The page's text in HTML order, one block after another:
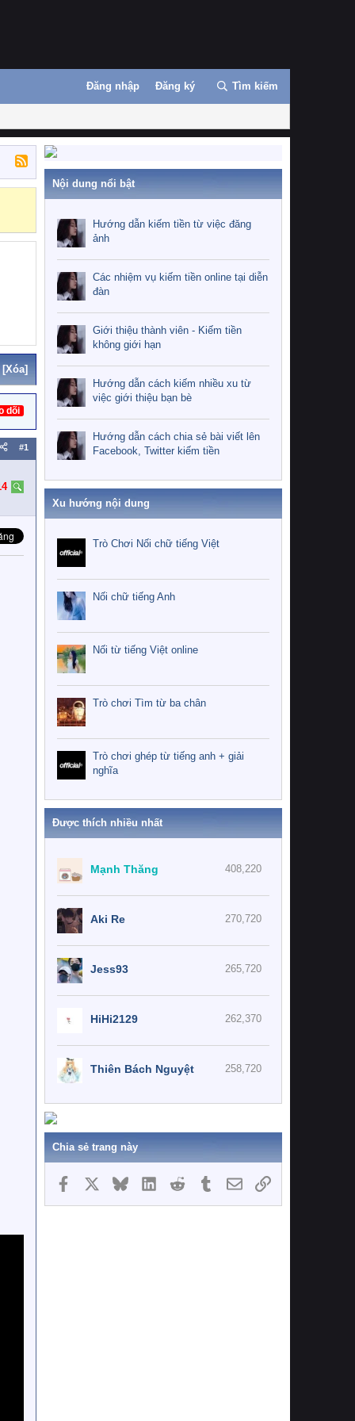
Đăng nhập Đăng ký Tìm kiếm
[Xóa]
dõi
#1
Nội dung nổi bật
Hướng dẫn kiếm tiền từ việc đăng
ảnh
Các nhiệm vụ kiếm tiền online tại diễn
đàn
Giới thiệu thành viên - Kiếm tiền
không giới hạn
Hướng dẫn cách kiếm nhiều xu từ
việc giới thiệu bạn bè
Hướng dẫn cách chia sẻ bài viết lên
Facebook, Twitter kiếm tiền
Xu hướng nội dung
Trò Chơi Nối chữ tiếng Việt
Nối chữ tiếng Anh
Nối từ tiếng Việt online
Trò chơi Tìm từ ba chân
Trò chơi ghép từ tiếng anh + giải
nghĩa
Được thích nhiều nhất
408,220
Mạnh Thăng
270,720
Aki Re
265,720
Jess93
262,370
HiHi2129
258,720
Thiên Bách Nguyệt
Chia sẻ trang này
Facebook BlueskyLinkedInReddit TumblrEmailLink